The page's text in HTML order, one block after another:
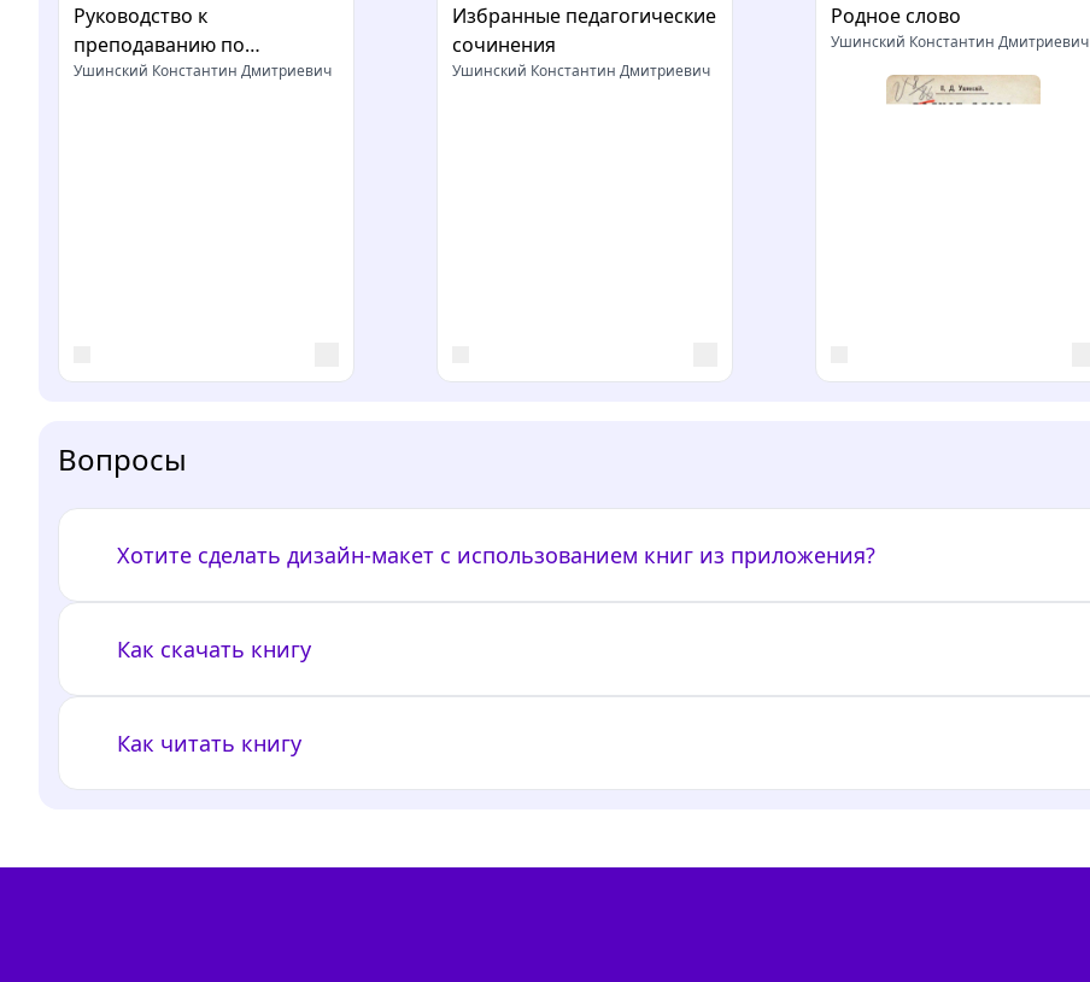
Руководство к
преподаванию по
«Родному слову»
Ушинский Константин Дмитриевич
Избранные педагогические
сочинения
Ушинский Константин Дмитриевич
Родное слово
Ушинский Константин Дмитриевич
Вопросы
Хотите сделать дизайн-макет с использованием книг из приложения?
Как скачать книгу
Как читать книгу